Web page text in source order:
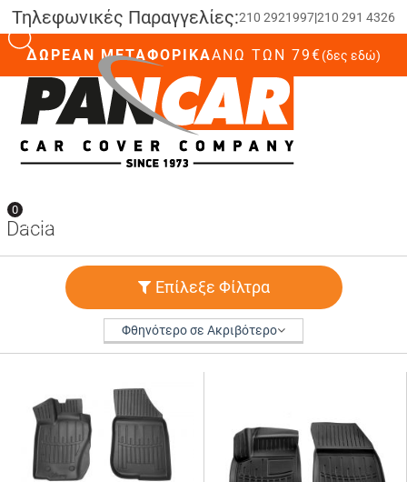
Τηλεφωνικές Παραγγελίες:210 2921997|210 291 4326
ΔΩΡΕΑΝ ΜΕΤΑΦΟΡΙΚΑΆΝΩ ΤΩΝ 79€(δες εδώ)
0
Dacia
Επίλεξε Φίλτρα
Φθηνότερο σε Ακριβότερο